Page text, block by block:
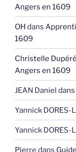
Angers en 1609
OH dans
1609
Christelle Dupéré
Angers en 1609
JEAN Daniel dans
Yannick DORES-
Yannick DORES-
Pierre dans